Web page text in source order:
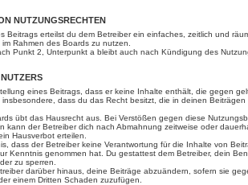
NUTZUNGSRECHTEN
Beitrags erteilst du dem Betreiber ein einfaches, zeitlich und
Rahmen des Boards zu nutzen.
Punkt 2, Unterpunkt a bleibt auch nach Kündigung des
eines Beitrags, dass er keine Inhalte enthält, die gegen
insbesondere, dass du das Recht besitzt, die in deinen
übt das Hausrecht aus. Bei Verstößen gegen diese
kann der Betreiber dich nach Abmahnung zeitweise oder
Hausverbot erteilen.
dass der Betreiber keine Verantwortung für die Inhalte von
Kenntnis genommen hat. Du gestattest dem Betreiber, dein
zu sperren.
darüber hinaus, deine Beiträge abzuändern, sofern sie
einem Dritten Schaden zuzufügen.